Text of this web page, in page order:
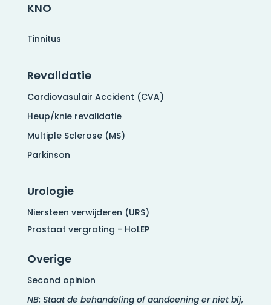
KNO
Tinnitus
Revalidatie
Cardiovasulair Accident (CVA)
Heup/knie revalidatie
Multiple Sclerose (MS)
Parkinson
Urologie
Niersteen verwijderen (URS)
Prostaat vergroting - HoLEP
Overige
Second opinion
NB: Staat de behandeling of aandoening er niet bij,